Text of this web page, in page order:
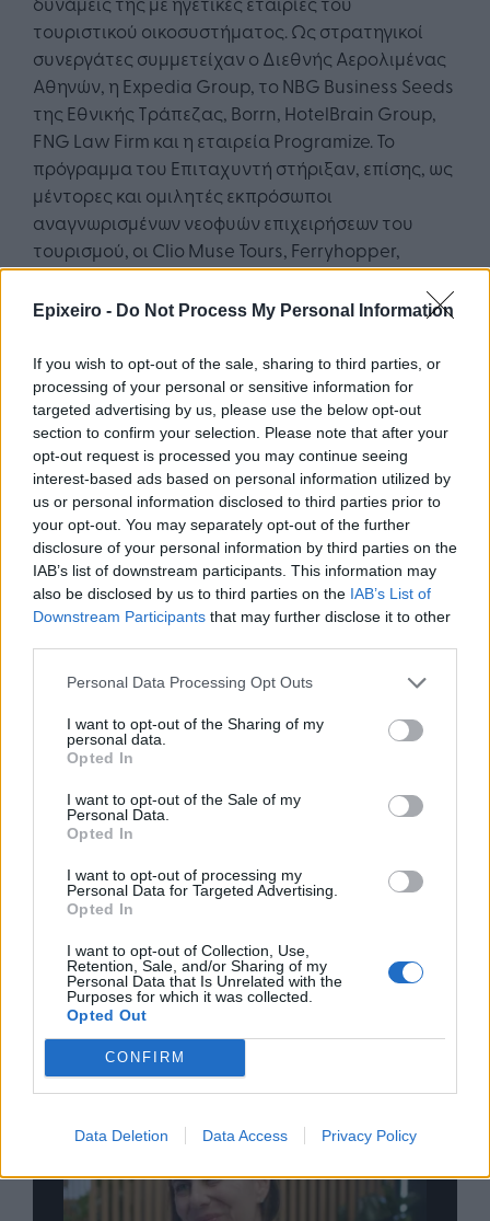
Epixeiro - Do Not Process My Personal Information
If you wish to opt-out of the sale, sharing to third parties, or
processing of your personal or sensitive information for
targeted advertising by us, please use the below opt-out
section to confirm your selection. Please note that after your
opt-out request is processed you may continue seeing
interest-based ads based on personal information utilized by
us or personal information disclosed to third parties prior to
your opt-out. You may separately opt-out of the further
disclosure of your personal information by third parties on the
IAB’s list of downstream participants. This information may
also be disclosed by us to third parties on the IAB’s List of
Downstream Participants that may further disclose it to other
Personal Data Processing Opt Outs
I want to opt-out of the Sharing of my
personal data.
Opted In
I want to opt-out of the Sale of my
Personal Data.
Opted In
I want to opt-out of processing my
Personal Data for Targeted Advertising.
Opted In
I want to opt-out of Collection, Use,
Retention, Sale, and/or Sharing of my
Personal Data that Is Unrelated with the
Purposes for which it was collected.
Opted Out
CONFIRM
Data Deletion Data Access Privacy Policy
τουριστικού οικοσυστήματος. Ως στρατηγικοί
συνεργάτες συμμετείχαν ο Διεθνής Αερολιμένας
Αθηνών, η Expedia Group, το NBG Business Seeds
της Εθνικής Τράπεζας, Borrn, HotelBrain Group,
FNG Law Firm και η εταιρεία Programize. Το
πρόγραμμα του Επιταχυντή στήριξαν, επίσης, ως
μέντορες και ομιλητές εκπρόσωποι
αναγνωρισμένων νεοφυών επιχειρήσεων του
τουρισμού, οι Clio Muse Tours, Ferryhopper,
Sammy, TravelMyth, Triparound, Welcome
Pickups, Camspsaround, Woof Together,
Παρακολουθήστε τις δράσεις του CapsuleT μέσα
από το Website και τα Social Media του
Επιταχυντή.
Ακολουθήστε το στοGoogle News
και μάθετε πρώτοι όλα τα επιχειρηματικά νέα
Ειδήσειςαπό την Ελλάδα και τον κόσμο στο
Σχολιάστε